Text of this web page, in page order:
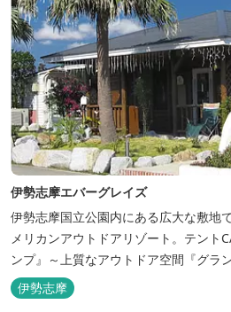
伊勢志摩エバーグレイズ
伊勢志摩国立公園内にある広大な敷地
メリカンアウトドアリゾート。テント
ンプ』～上質なアウトドア空間『グラ
な宿泊スタイルを体験できます。 場内
ィビティーが人気！365日開催のアメ
伊勢志摩